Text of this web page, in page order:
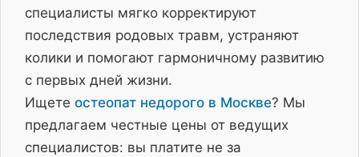
специалисты мягко корректируют
последствия родовых травм, устраняют
колики и помогают гармоничному развитию
с первых дней жизни.
Ищете остеопат недорого в Москве? Мы
предлагаем честные цены от ведущих
специалистов: вы платите не за